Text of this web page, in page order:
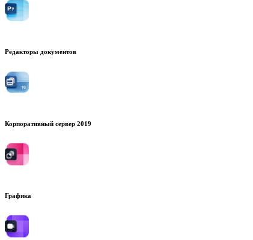
Редакторы документов
Корпоративный сервер 2019
Графика